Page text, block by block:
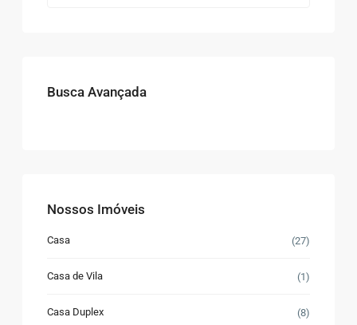
Busca Avançada
Nossos Imóveis
Casa (27)
Casa de Vila (1)
Casa Duplex (8)